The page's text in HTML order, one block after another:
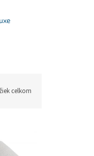
celkom